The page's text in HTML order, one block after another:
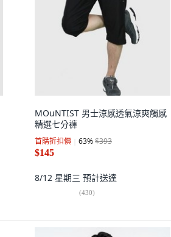
MOuNTIST 男士涼感透氣涼爽觸感
精選七分褲
首購折扣價 63%$393
$145
8/12 星期三 預計送達
(430)